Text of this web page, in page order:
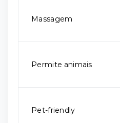
Massagem
Permite animais
Pet-friendly